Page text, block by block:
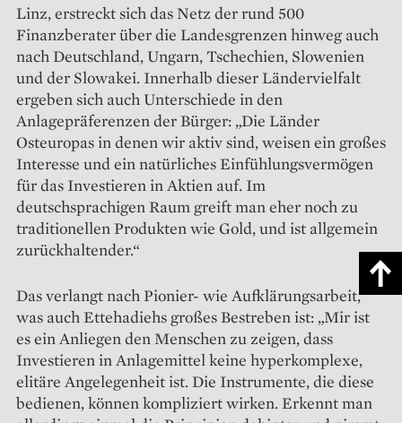
Linz, erstreckt sich das Netz der rund 500
Finanzberater über die Landesgrenzen hinweg auch
nach Deutschland, Ungarn, Tschechien, Slowenien
und der Slowakei. Innerhalb dieser Ländervielfalt
ergeben sich auch Unterschiede in den
Anlagepräferenzen der Bürger: „Die Länder
Osteuropas in denen wir aktiv sind, weisen ein großes
Interesse und ein natürliches Einfühlungsvermögen
für das Investieren in Aktien auf. Im
deutschsprachigen Raum greift man eher noch zu
traditionellen Produkten wie Gold, und ist allgemein
zurückhaltender.“
Das verlangt nach Pionier- wie Aufklärungsarbeit,
was auch Ettehadiehs großes Bestreben ist: „Mir ist
es ein Anliegen den Menschen zu zeigen, dass
Investieren in Anlagemittel keine hyperkomplexe,
elitäre Angelegenheit ist. Die Instrumente, die diese
bedienen, können kompliziert wirken. Erkennt man